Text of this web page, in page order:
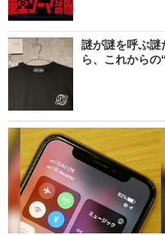
謎が謎を呼ぶ謎
ら、これからの